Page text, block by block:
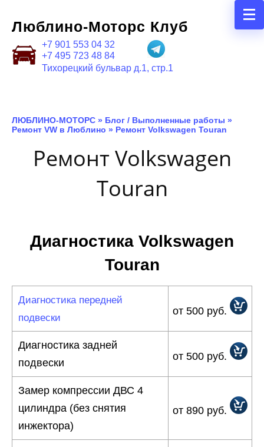
Люблино-Моторс Клуб
+7 901 553 04 32
+7 495 723 48 84
Тихорецкий бульвар д.1, стр.1
ЛЮБЛИНО-МОТОРС » Блог / Выполненные работы »
Ремонт VW в Люблино » Ремонт Volkswagen Touran
Ремонт Volkswagen
Touran
Диагностика Volkswagen
Touran
Диагностика передней
подвески
от 500 руб.
Диагностика задней
подвески
от 500 руб.
Замер компрессии ДВС 4
цилиндра (без снятия
инжектора)
от 890 руб.